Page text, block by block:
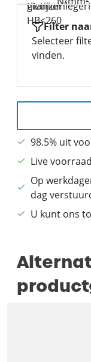
Filter
Selecteer
vinden.
98.5% uit
Live
Op
dag
U kunt ons